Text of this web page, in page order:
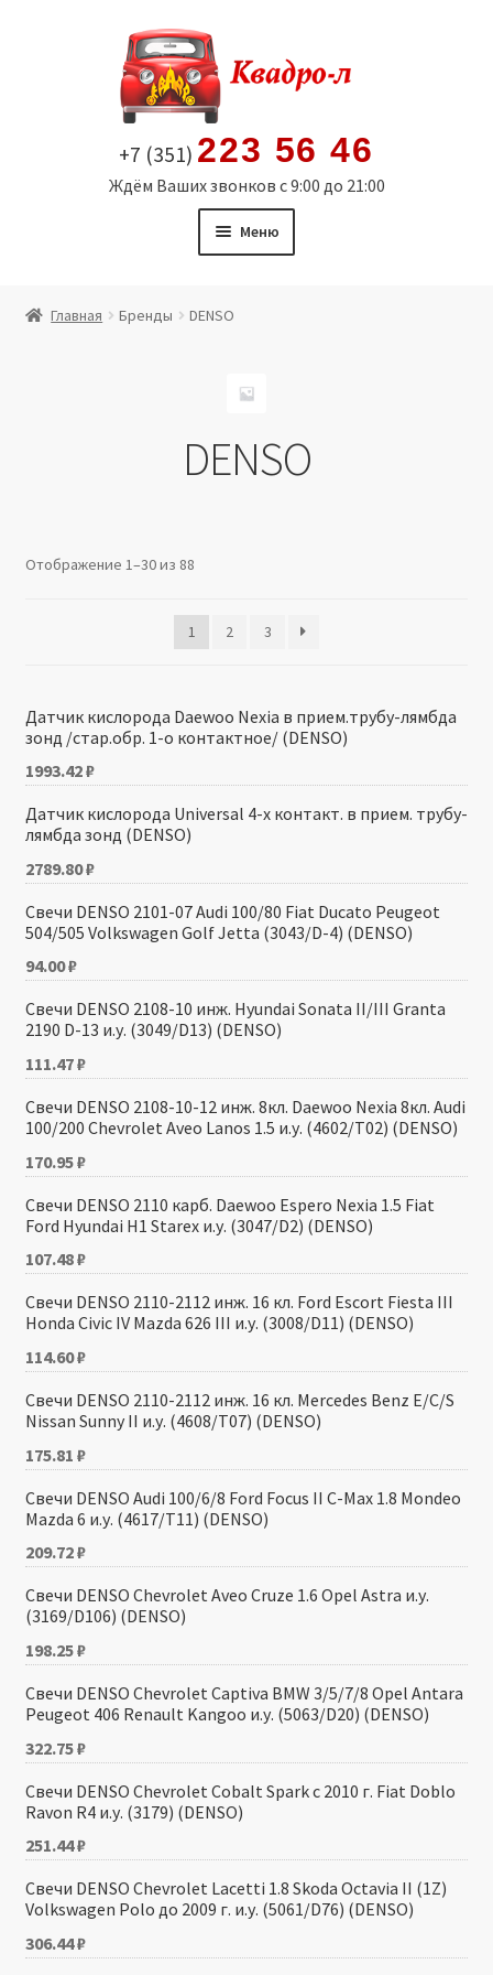
содержимому
+7 (351) 223 56 46
Ждём Ваших звонков с 9:00 до 21:00
Меню
Политика в отношении обработки персональных
Главная Бренды DENSO
DENSO
Отображение 1–30 из 88
1 2 3
Датчик кислорода Daewoo Nexia в прием.трубу-лямбда
зонд /стар.обр. 1-о контактное/ (DENSO)
1993.42₽
Датчик кислорода Universal 4-x контакт. в прием. трубу-
лямбда зонд (DENSO)
2789.80₽
Свечи DENSO 2101-07 Audi 100/80 Fiat Ducato Peugeot
504/505 Volkswagen Golf Jetta (3043/D-4) (DENSO)
94.00₽
Свечи DENSO 2108-10 инж. Hyundai Sonata II/III Granta
2190 D-13 и.у. (3049/D13) (DENSO)
111.47₽
Свечи DENSO 2108-10-12 инж. 8кл. Daewoо Nexia 8кл. Audi
100/200 Chevrolet Aveo Lanos 1.5 и.у. (4602/T02) (DENSO)
170.95₽
Свечи DENSO 2110 карб. Daewoo Espero Nexia 1.5 Fiat
Ford Hyundai H1 Starex и.у. (3047/D2) (DENSO)
107.48₽
Свечи DENSO 2110-2112 инж. 16 кл. Ford Escort Fiesta III
Honda Civic IV Mazda 626 III и.у. (3008/D11) (DENSO)
114.60₽
Свечи DENSO 2110-2112 инж. 16 кл. Mercedes Benz E/C/S
Nissan Sunny II и.у. (4608/T07) (DENSO)
175.81 ₽
Свечи DENSO Audi 100/6/8 Ford Focus II C-Max 1.8 Mondeo
Mazda 6 и.у. (4617/T11) (DENSO)
209.72₽
Свечи DENSO Chevrolet Aveo Cruze 1.6 Opel Astra и.у.
(3169/D106) (DENSO)
198.25₽
Свечи DENSO Chevrolet Captiva BMW 3/5/7/8 Opel Antara
Peugeot 406 Renault Kangoo и.у. (5063/D20) (DENSO)
322.75₽
Свечи DENSO Chevrolet Cobalt Spark с 2010 г. Fiat Doblo
Ravon R4 и.у. (3179) (DENSO)
251.44₽
Свечи DENSO Chevrolet Lacetti 1.8 Skoda Octavia II (1Z)
Volkswagen Polo до 2009 г. и.у. (5061/D76) (DENSO)
306.44₽